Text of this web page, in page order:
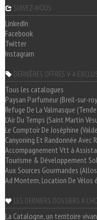
SUIVEZ-NOUS
LinkedIn
Facebook
Twitter
Instagram
DERNIÈRES OFFRES V-A
Tous les catalogues
Paysan Parfumeur (Breil-sur-
Refuge De La Valmasque
L'Air Du Temps (Saint Martin
Le Comptoir De Joséphine
Canyoning Et Randonnée Avec
Accompagnement Vtt à
Tourisme & Développement
Aux Sources Gourmandes
Ad Montem, Location De Vélos
LES DERNIERS DOSSIERS A
La Catalogne, un territoire